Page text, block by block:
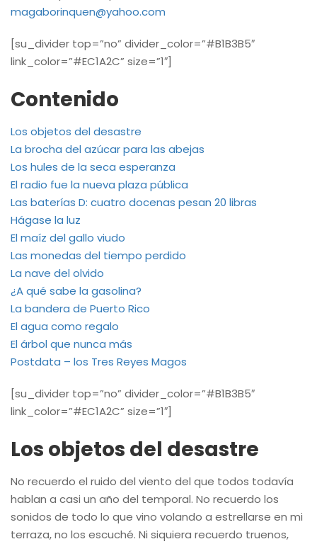
magaborinquen@yahoo.com
[su_divider top=”no” divider_color=”#B1B3B5″
link_color=”#EC1A2C” size=”1″]
Contenido
Los objetos del desastre
La brocha del azúcar para las abejas
Los hules de la seca esperanza
El radio fue la nueva plaza pública
Las baterías D: cuatro docenas pesan 20 libras
Hágase la luz
El maíz del gallo viudo
Las monedas del tiempo perdido
La nave del olvido
¿A qué sabe la gasolina?
La bandera de Puerto Rico
El agua como regalo
El árbol que nunca más
Postdata – los Tres Reyes Magos
[su_divider top=”no” divider_color=”#B1B3B5″
link_color=”#EC1A2C” size=”1″]
Los objetos del desastre
No recuerdo el ruido del viento del que todos todavía
hablan a casi un año del temporal. No recuerdo los
sonidos de todo lo que vino volando a estrellarse en mi
terraza, no los escuché. Ni siquiera recuerdo truenos,